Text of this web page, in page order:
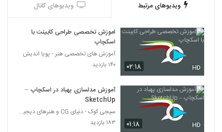
ویدیوهای مرتبط ویدیوهای کانال
۰۲:۱۸ HD
اموزش تخصصی طراحی کابینت با
اسکچاپ
آموزش های تخصصی هنر - پویا اندیش
۱۴۰ بازدید
۰۱:۱۸ HD
آموزش مدلسازی پهباد در اسکچاپ –
SketchUp
سیجی کوک - دنیای CG و هنرهای دیجیتال
۱۸۳ بازدید